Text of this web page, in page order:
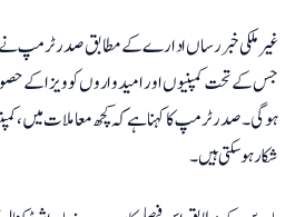
غیر ملکی خبر رساں ادارے کے مطابق صدر ٹرمپ نے
جس کے تحت کمپنیوں اور امیدواروں کو ویزا کے
ہوگی۔ صدر ٹرمپ کا کہنا ہے کہ کچھ معاملات میں،
شکار ہو سکتی ہیں۔